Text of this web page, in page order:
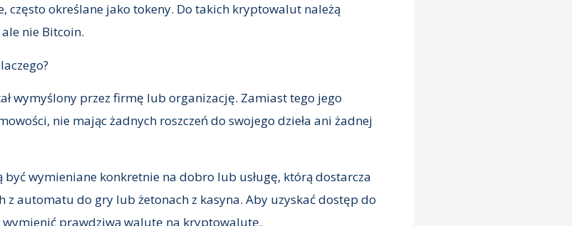
często określane jako tokeny. Do takich kryptowalut należą
nie Bitcoin.
wymyślony przez firmę lub organizację. Zamiast tego jego
nie mając żadnych roszczeń do swojego dzieła ani żadnej
wymieniane konkretnie na dobro lub usługę, którą dostarcza
z automatu do gry lub żetonach z kasyna. Aby uzyskać dostęp do
wymienić prawdziwą walutę na kryptowalutę.